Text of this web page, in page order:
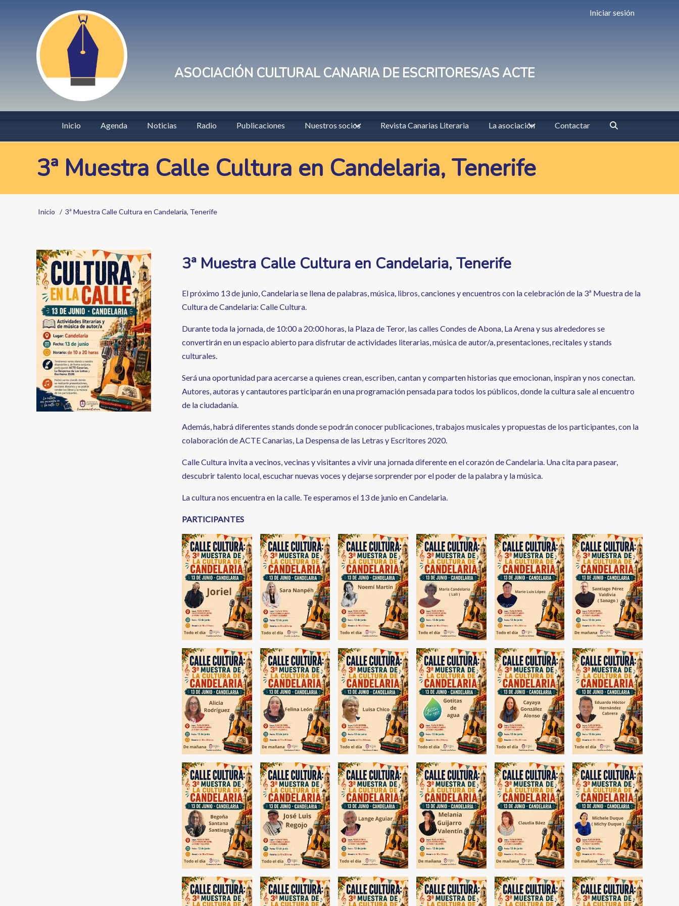
User
account
menu
Iniciar sesión
ASOCIACIÓN CULTURAL CANARIA DE ESCRITORES/AS ACTE
Main
navigation
Inicio Agenda Noticias Radio Publicaciones Nuestros socios Revista Canarias Literaria La asociación Contactar
3ª Muestra Calle Cultura en Candelaria, Tenerife
Sobrescribir
de
ayuda
a
la
navegación
Inicio 3ª Muestra Calle Cultura en Candelaria, Tenerife
Image 3ª Muestra Calle Cultura en Candelaria, Tenerife
El próximo 13 de junio, Candelaria se llena de palabras, música, libros, canciones y encuentros con la celebración de la 3ª Muestra de la
Cultura de Candelaria: Calle Cultura.
Durante toda la jornada, de 10:00 a 20:00 horas, la Plaza de Teror, las calles Condes de Abona, La Arena y sus alrededores se
convertirán en un espacio abierto para disfrutar de actividades literarias, música de autor/a, presentaciones, recitales y stands
culturales.
Será una oportunidad para acercarse a quienes crean, escriben, cantan y comparten historias que emocionan, inspiran y nos conectan.
Autores, autoras y cantautores participarán en una programación pensada para todos los públicos, donde la cultura sale al encuentro
de la ciudadanía.
Además, habrá diferentes stands donde se podrán conocer publicaciones, trabajos musicales y propuestas de los participantes, con la
colaboración de ACTE Canarias, La Despensa de las Letras y Escritores 2020.
Calle Cultura invita a vecinos, vecinas y visitantes a vivir una jornada diferente en el corazón de Candelaria. Una cita para pasear,
descubrir talento local, escuchar nuevas voces y dejarse sorprender por el poder de la palabra y la música.
La cultura nos encuentra en la calle. Te esperamos el 13 de junio en Candelaria.
PARTICIPANTES